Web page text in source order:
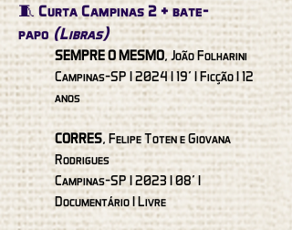
🧵 Curta Campinas 2 + bate-
papo(Libras)
SEMPRE O MESMO, João Folharini
Campinas-SP I 2024 I 19' I Ficção I 12
anos
CORRES, Felipe Toten e Giovana
Rodrigues
Campinas-SP I 2023 I 08' I
Documentário I Livre